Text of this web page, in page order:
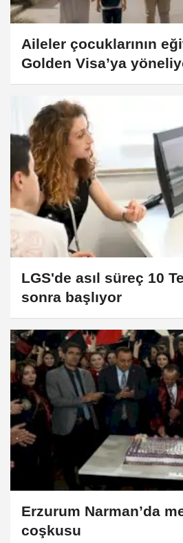
Aileler çocuklarının
Golden Visa’ya
LGS'de asıl süreç 10
sonra başlıyor
Erzurum Narman’da
coşkusu